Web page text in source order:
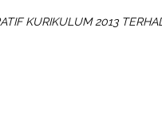
KURIKULUM 2013